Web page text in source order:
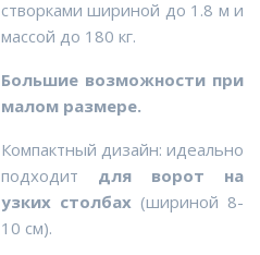
створками шириной до 1.8 м и
массой до 180 кг.
Большие возможности при
малом размере.
Компактный дизайн: идеально
подходит для ворот на
узких столбах (шириной 8-
10 см).